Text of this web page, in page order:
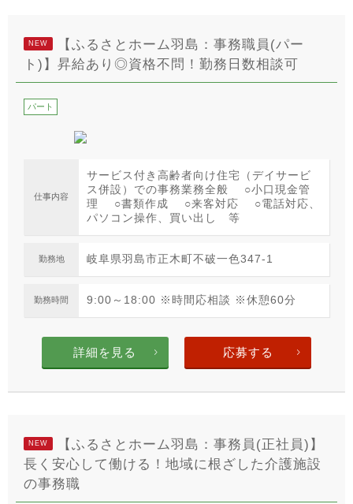
NEW
【ふるさとホーム羽島：事務職員(パー
ト)】昇給あり◎資格不問！勤務日数相談可
パート
仕事内容
サービス付き高齢者向け住宅（デイサービ
ス併設）での事務業務全般 ○小口現金管
理 ○書類作成 ○来客対応 ○電話対応、
パソコン操作、買い出し 等
勤務地 岐阜県羽島市正木町不破一色347-1
勤務時間 9:00～18:00 ※時間応相談 ※休憩60分
詳細を見る 応募する
NEW
【ふるさとホーム羽島：事務員(正社員)】
長く安心して働ける！地域に根ざした介護施設
の事務職